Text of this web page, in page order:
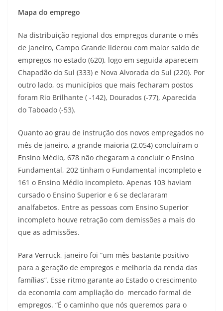
Mapa do emprego
Na distribuição regional dos empregos durante o mês
de janeiro, Campo Grande liderou com maior saldo de
empregos no estado (620), logo em seguida aparecem
Chapadão do Sul (333) e Nova Alvorada do Sul (220). Por
outro lado, os municípios que mais fecharam postos
foram Rio Brilhante ( -142), Dourados (-77), Aparecida
do Taboado (-53).
Quanto ao grau de instrução dos novos empregados no
mês de janeiro, a grande maioria (2.054) concluíram o
Ensino Médio, 678 não chegaram a concluir o Ensino
Fundamental, 202 tinham o Fundamental incompleto e
161 o Ensino Médio incompleto. Apenas 103 haviam
cursado o Ensino Superior e 6 se declararam
analfabetos. Entre as pessoas com Ensino Superior
incompleto houve retração com demissões a mais do
que as admissões.
Para Verruck, janeiro foi “um mês bastante positivo
para a geração de empregos e melhoria da renda das
famílias”. Esse ritmo garante ao Estado o crescimento
da economia com ampliação do mercado formal de
empregos. “É o caminho que nós queremos para o